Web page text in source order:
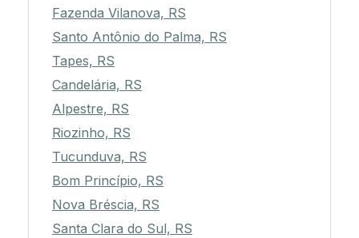
Fazenda Vilanova, RS
Santo Antônio do Palma, RS
Tapes, RS
Candelária, RS
Alpestre, RS
Riozinho, RS
Tucunduva, RS
Bom Princípio, RS
Nova Bréscia, RS
Santa Clara do Sul, RS